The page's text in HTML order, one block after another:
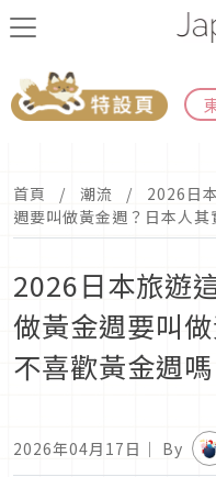
首頁 潮流
2026日
週要叫做黃金週？日本人其
2026日本旅遊
做黃金週要叫
不喜歡黃金週嗎
2026年04月17日 ｜ By